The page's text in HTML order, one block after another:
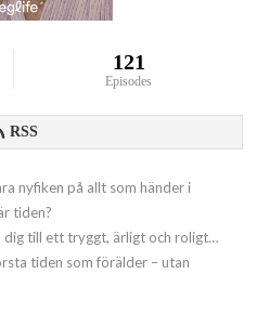
121
Episodes
RSS
nyfiken på allt som händer i
tiden?
dig till ett tryggt, ärligt och roligt
tiden som förälder – utan